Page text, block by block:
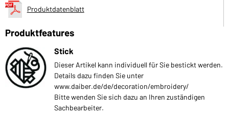
Produktdatenblatt
Produktfeatures
Stick
Dieser Artikel kann individuell für Sie bestickt werden.
Details dazu finden Sie unter
www.daiber.de/de/decoration/embroidery/
Bitte wenden Sie sich dazu an Ihren zuständigen
Sachbearbeiter.